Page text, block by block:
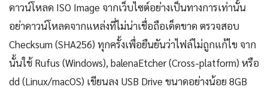
ดาวน์โหลด ISO Image จากเว็บไซต์อย่างเป็นทางการเท่านั้น
อย่าดาวน์โหลดจากแหล่งที่ไม่น่าเชื่อถือเด็ดขาด ตรวจสอบ
Checksum (SHA256) ทุกครั้งเพื่อยืนยันว่าไฟล์ไม่ถูกแก้ไข จาก
นั้นใช้ Rufus (Windows), balenaEtcher (Cross-platform) หรือ
dd (Linux/macOS) เขียนลง USB Drive ขนาดอย่างน้อย 8GB